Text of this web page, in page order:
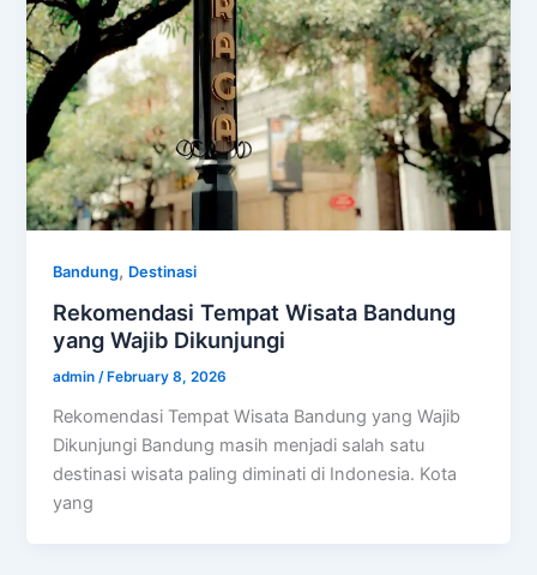
Bandung, Destinasi
Rekomendasi Tempat Wisata Bandung
yang Wajib Dikunjungi
admin/ February 8, 2026
Rekomendasi Tempat Wisata Bandung yang Wajib
Dikunjungi Bandung masih menjadi salah satu
destinasi wisata paling diminati di Indonesia. Kota
yang